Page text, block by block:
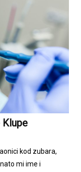
Klupe
kod zubara,
mi ime i